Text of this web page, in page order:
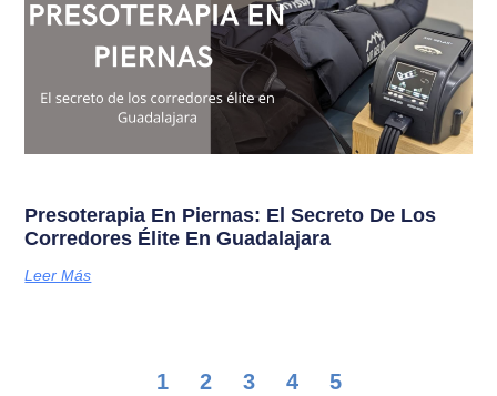
Presoterapia En Piernas: El Secreto De Los
Corredores Élite En Guadalajara
Leer Más
1 2 3 4 5